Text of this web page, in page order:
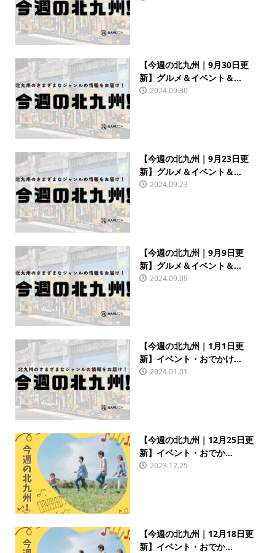
【今週の北九州｜9月30日更
新】グルメ＆イベント＆...
2024.09.30
【今週の北九州｜9月23日更
新】グルメ＆イベント＆...
2024.09.23
【今週の北九州｜9月9日更
新】グルメ＆イベント＆...
2024.09.09
【今週の北九州｜1月1日更
新】イベント・おでかけ...
2024.01.01
【今週の北九州｜12月25日更
新】イベント・おでか...
2023.12.25
【今週の北九州｜12月18日更
新】イベント・おでか...